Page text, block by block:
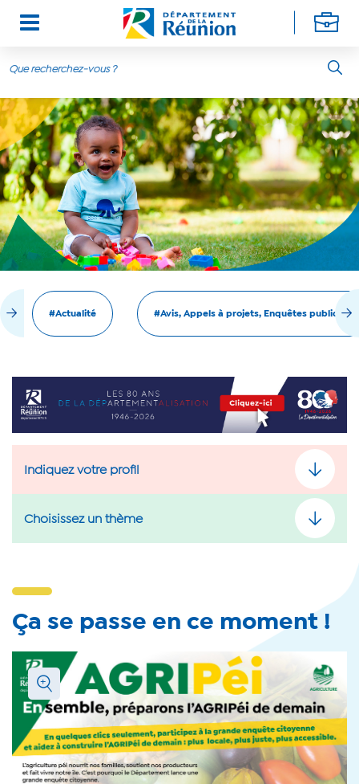
Aller au contenu principal
#Actualité #Avis, Appels à projets, Enquêtes publiques
Indiquez votre profil
Choisissez un thème
Ça se passe en ce moment !